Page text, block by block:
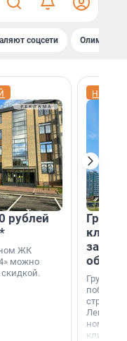
соцсети
рублей
ЖК
можно
Группа